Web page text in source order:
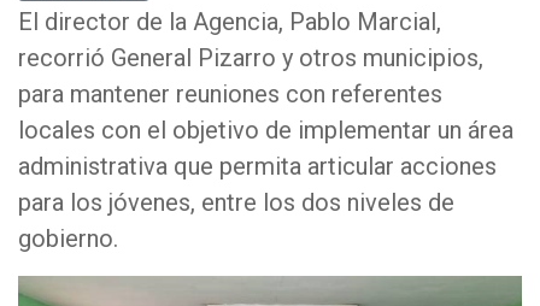
El director de la Agencia, Pablo Marcial,
recorrió General Pizarro y otros municipios,
para mantener reuniones con referentes
locales con el objetivo de implementar un área
administrativa que permita articular acciones
para los jóvenes, entre los dos niveles de
gobierno.